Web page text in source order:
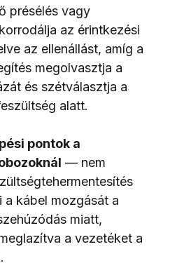
présélés vagy
az érintkezési
az ellenállást, amíg a
megolvasztja a
és szétválasztja a
alatt.
pontok a
— nem
a kábel mozgását a
miatt,
a vezetéket a